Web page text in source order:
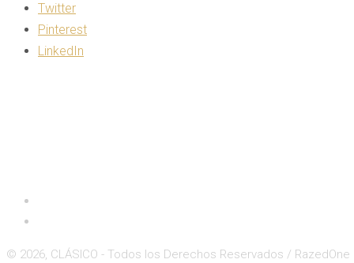
Twitter
Pinterest
LinkedIn
© 2026, CLÁSICO - Todos los Derechos Reservados / RazedOne